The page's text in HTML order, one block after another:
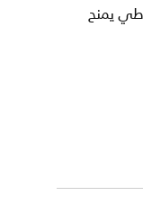
يمنح